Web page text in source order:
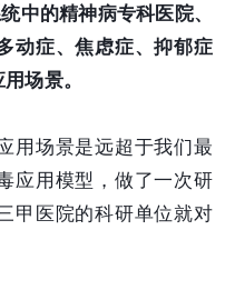
中的精神病专科医院、
动症、焦虑症、抑郁症
场景。
用场景是远超于我们最
应用模型，做了一次研
甲医院的科研单位就对